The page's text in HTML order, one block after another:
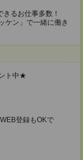
るお仕事多数！
ケン」で一緒に働き
ト中★
登録もOKで